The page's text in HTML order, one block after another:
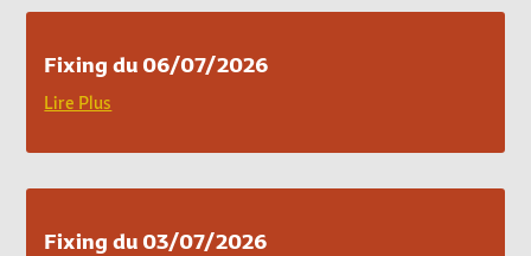
Fixing du 06/07/2026
Lire Plus
Fixing du 03/07/2026